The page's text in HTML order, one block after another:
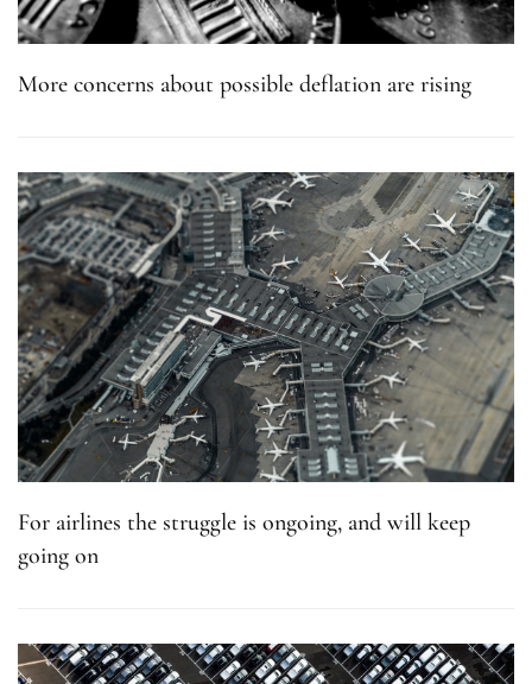
More concerns about possible deflation are rising
For airlines the struggle is ongoing, and will keep
going on